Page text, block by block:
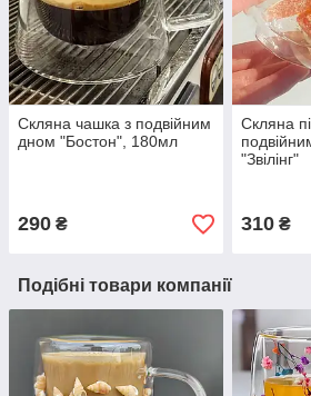
Скляна чашка з подвійним
дном "Бостон", 180мл
290 ₴
Скляна
"Звілінг"
310₴
Подібні товари компанії